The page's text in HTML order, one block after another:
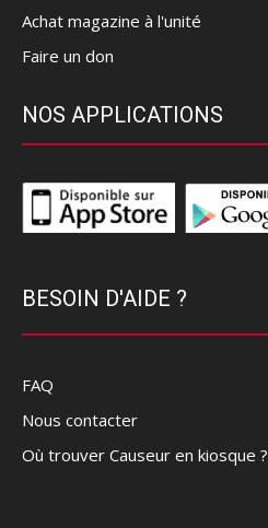
Achat magazine à l'unité
Faire un don
NOS APPLICATIONS
BESOIN D'AIDE ?
FAQ
Nous contacter
Où trouver Causeur en kiosque ?